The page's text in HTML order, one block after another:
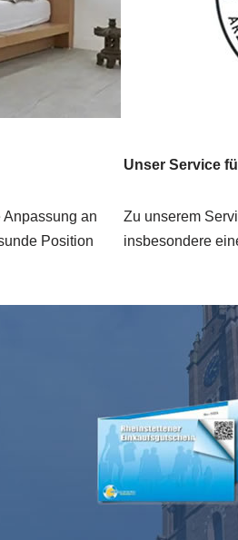
Anpassung an
Position
Unser Service
Zu unserem
insbesondere